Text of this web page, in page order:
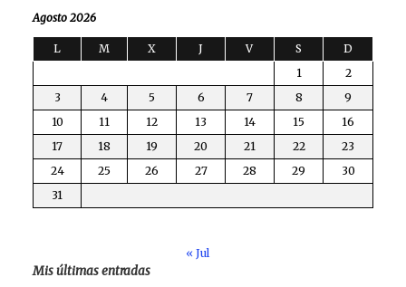
Agosto 2026
L M X J V S
D
1
2
3
4 5 6 7 8
9
10
11 12 13 14 15
16
17
18 19 20 21 22
23
24
25 26 27 28 29
30
31
« Jul
Mis últimas entradas